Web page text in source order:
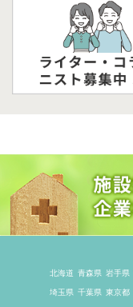
北海道 青森県 岩手県
埼玉県 千葉県 東京都